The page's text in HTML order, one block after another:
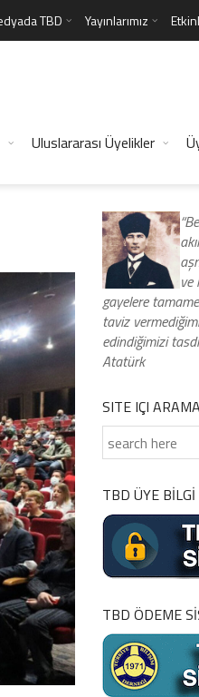
TBD Yayınlarımız
Uluslararası Üyelikler
ve
gayelere
taviz
edindiğimizi
Atatürk
SITE IÇI ARAMA
TBD ÜYE
TBD ÖDEME